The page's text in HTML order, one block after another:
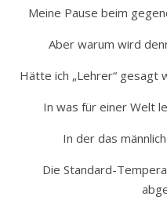
Meine Pause beim
Aber warum wird
Hätte ich „Lehrer“ gesagt
In was für einer Welt
In der das
Die Standard-